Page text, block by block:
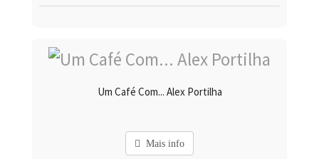
Um Café Com... Alex Portilha
Mais info